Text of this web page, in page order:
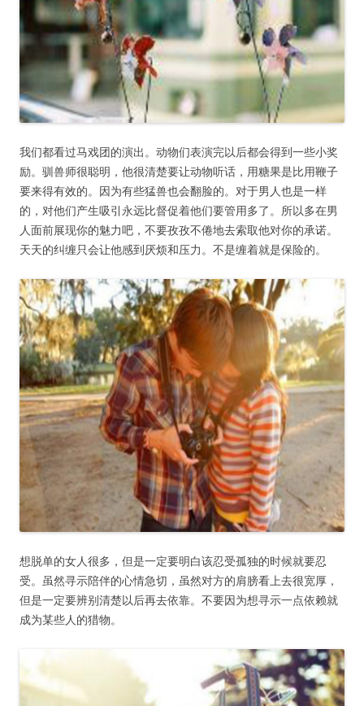
我们都看过马戏团的演出。动物们表演完以后都会得到一些小奖
励。驯兽师很聪明，他很清楚要让动物听话，用糖果是比用鞭子
要来得有效的。因为有些猛兽也会翻脸的。对于男人也是一样
的，对他们产生吸引永远比督促着他们要管用多了。所以多在男
人面前展现你的魅力吧，不要孜孜不倦地去索取他对你的承诺。
天天的纠缠只会让他感到厌烦和压力。不是缠着就是保险的。
想脱单的女人很多，但是一定要明白该忍受孤独的时候就要忍
受。虽然寻示陪伴的心情急切，虽然对方的肩膀看上去很宽厚，
但是一定要辨别清楚以后再去依靠。不要因为想寻示一点依赖就
成为某些人的猎物。